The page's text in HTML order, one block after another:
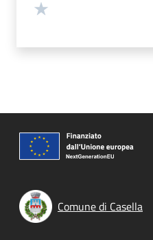
Comune di Casella